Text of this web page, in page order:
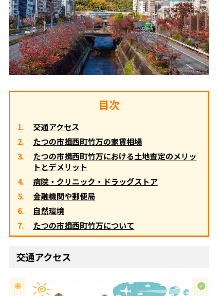
目次
交通アクセス
たつの市揖西町竹万の家賃相場
たつの市揖西町竹万における土地査定のメリッ
トとデメリット
病院・クリニック・ドラッグストア
金融機関や郵便局
自然環境
たつの市揖西町竹万について
交通アクセス